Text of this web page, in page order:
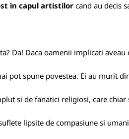
in capul artistilor cand au decis
Da! Daca oamenii implicati
pot spune povestea. Ei au murit
si de fanatici religiosi, care
lipsite de compasiune si